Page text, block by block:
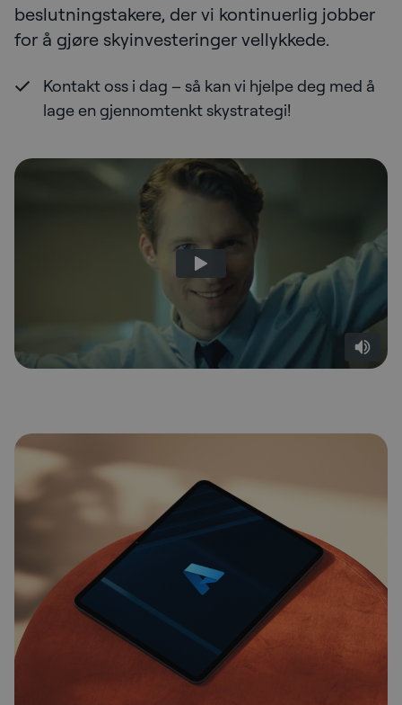
beslutningstakere, der vi kontinuerlig jobber
for å gjøre skyinvesteringer vellykkede.
Kontakt oss i dag – så kan vi hjelpe deg med å
lage en gjennomtenkt skystrategi!